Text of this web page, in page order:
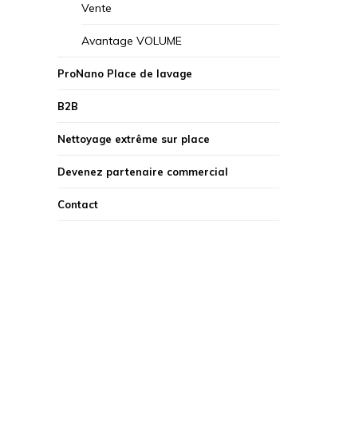
Vente
Avantage VOLUME
ProNano Place de lavage
B2B
Nettoyage extrême sur place
Devenez partenaire commercial
Contact